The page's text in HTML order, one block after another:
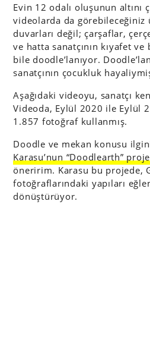
Evin 12 odalı oluşunun altını
videolarda da görebileceğiniz
duvarları değil; çarşaflar,
ve hatta sanatçının kıyafet
bile doodle’lanıyor.
sanatçının çocukluk
Aşağıdaki videoyu, sanatçı
Videoda, Eylül 2020 ile Eylül
1.857 fotoğraf kullanmış.
Doodle ve mekan konusu
Karasu’nun “Doodlearth”
öneririm. Karasu bu projede,
fotoğraflarındaki yapıları
dönüştürüyor.